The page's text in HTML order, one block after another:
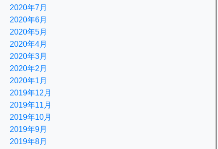
2020年7月
2020年6月
2020年5月
2020年4月
2020年3月
2020年2月
2020年1月
2019年12月
2019年11月
2019年10月
2019年9月
2019年8月